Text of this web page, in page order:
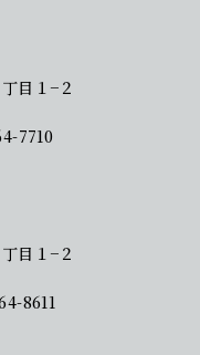
目１−２
7710
目１−２
8611